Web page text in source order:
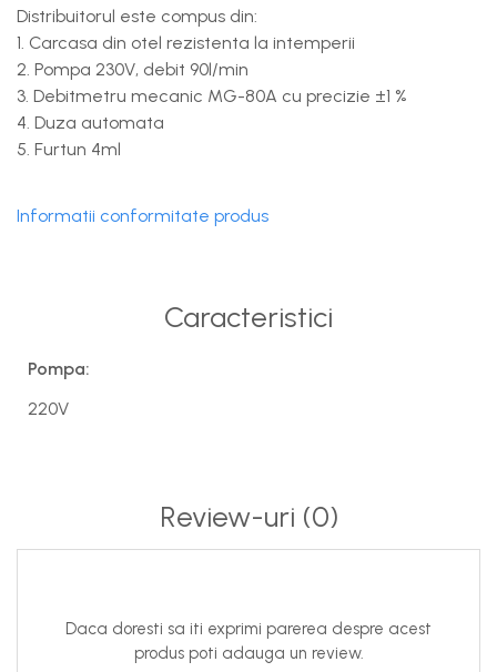
Distribuitorul este compus din:
1. Carcasa din otel rezistenta la intemperii
2. Pompa 230V, debit 90l/min
3. Debitmetru mecanic MG-80A cu precizie ±1 %
4. Duza automata
5. Furtun 4ml
Informatii conformitate produs
Caracteristici
Pompa:
220V
Review-uri (0)
Daca doresti sa iti exprimi parerea despre acest
produs poti adauga un review.